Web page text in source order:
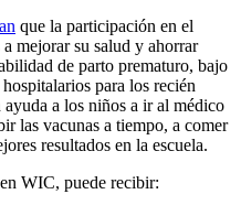
que la participación en el
mejorar su salud y ahorrar
de parto prematuro, bajo
para los recién
a los niños a ir al médico
las vacunas a tiempo, a comer
resultados en la escuela.
WIC, puede recibir: